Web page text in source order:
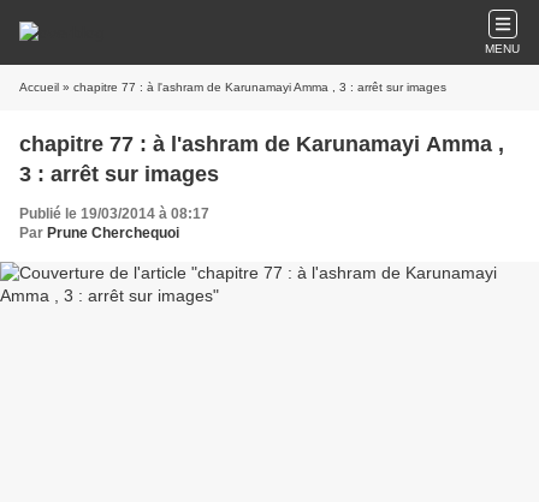
MENU
Accueil » chapitre 77 : à l'ashram de Karunamayi Amma , 3 : arrêt sur images
chapitre 77 : à l'ashram de Karunamayi Amma ,
3 : arrêt sur images
Publié le 19/03/2014 à 08:17
Par Prune Cherchequoi